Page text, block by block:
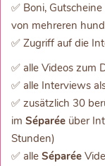
✅ Boni,
von mehreren
✅ Zugriff auf die
✅ alle Videos zum
✅ alle Interviews
✅ zusätzlich 30
im Séparée über
Stunden)
✅ alle Séparée